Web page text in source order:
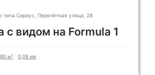
типа Сириус, Перелётная улица, 28
с видом на Formula 1
80 м² 0,09 км